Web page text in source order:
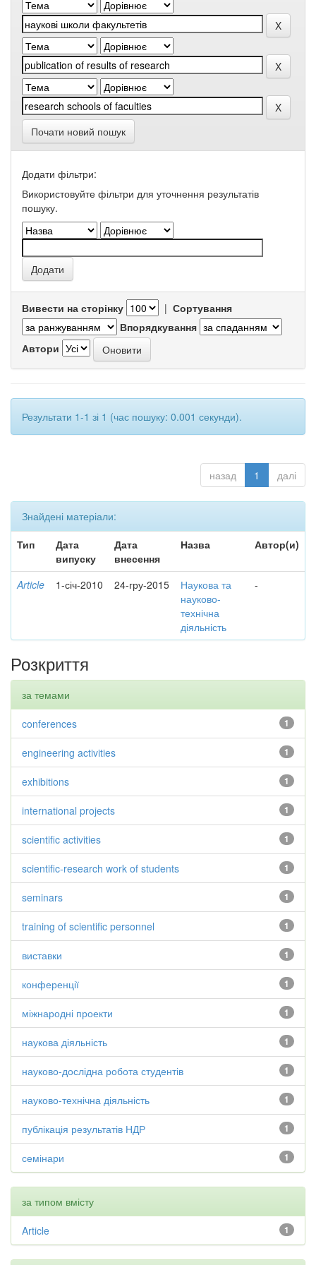
Почати новий пошук
Додати фільтри:
Використовуйте фільтри для уточнення результатів
пошуку.
Вивести на сторінку | Сортування
Впорядкування
Автори
Результати 1-1 зі 1 (час пошуку: 0.001 секунди).
назад 1 далі
Знайдені матеріали:
Тип
Дата
випуску
Дата
внесення
Назва Автор(и)
Article 1-січ-2010 24-гру-2015
Наукова та
науково-
технічна
діяльність
-
Розкриття
за темами
1
conferences
1
engineering activities
1
exhibitions
1
international projects
1
scientific activities
1
scientific-research work of students
1
seminars
1
training of scientific personnel
1
виставки
1
конференції
1
міжнародні проекти
1
наукова діяльність
1
науково-дослідна робота студентів
1
науково-технічна діяльність
1
публікація результатів НДР
1
семінари
за типом вмісту
1
Article